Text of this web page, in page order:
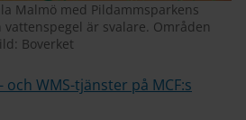
Malmö med Pildammsparkens
är svalare. Områden
Boverket
WMS-tjänster på MCF:s